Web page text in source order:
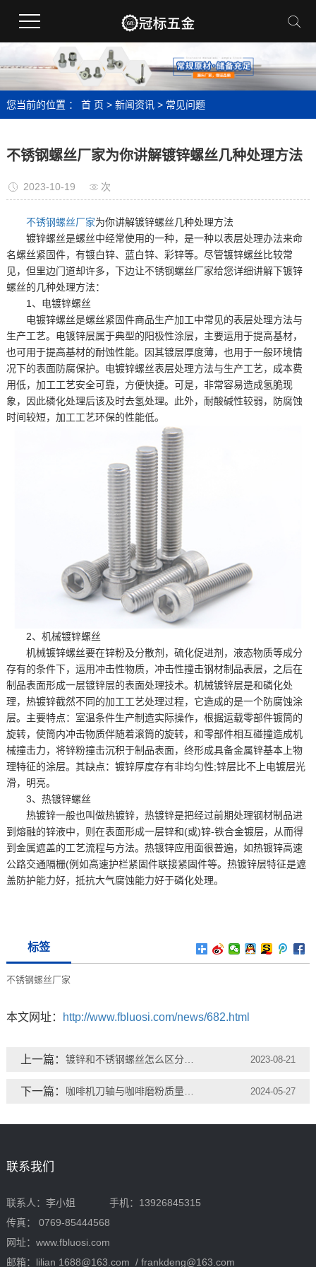
您当前的位置 ： 首 页 > 新闻资讯> 常见问题
不锈钢螺丝厂家为你讲解镀锌螺丝几种处理方法
2023-10-19 次
不锈钢螺丝厂家为你讲解镀锌螺丝几种处理方法
镀锌螺丝是螺丝中经常使用的一种，是一种以表层处理办法来命
名螺丝紧固件，有镀白锌、蓝白锌、彩锌等。尽管镀锌螺丝比较常
见，但里边门道却许多，下边让不锈钢螺丝厂家给您详细讲解下镀锌
螺丝的几种处理方法：
1、电镀锌螺丝
电镀锌螺丝是螺丝紧固件商品生产加工中常见的表层处理方法与
生产工艺。电镀锌层属于典型的阳极性涂层，主要运用于提高基材，
也可用于提高基材的耐蚀性能。因其镀层厚度薄，也用于一般环境情
况下的表面防腐保护。电镀锌螺丝表层处理方法与生产工艺，成本费
用低，加工工艺安全可靠，方便快捷。可是，非常容易造成氢脆现
象，因此磷化处理后该及时去氢处理。此外，耐酸碱性较弱，防腐蚀
时间较短，加工工艺环保的性能低。
2、机械镀锌螺丝
机械镀锌螺丝要在锌粉及分散剂，硫化促进剂，液态物质等成分
存有的条件下，运用冲击性物质，冲击性撞击钢材制品表层，之后在
制品表面形成一层镀锌层的表面处理技术。机械镀锌层是和磷化处
理，热镀锌截然不同的加工工艺处理过程，它造成的是一个防腐蚀涂
层。主要特点：室温条件生产制造实际操作，根据运载零部件镀筒的
旋转，使筒内冲击物质伴随着滚筒的旋转，和零部件相互碰撞造成机
械撞击力，将锌粉撞击沉积于制品表面，终形成具备金属锌基本上物
理特征的涂层。其缺点：镀锌厚度存有非均匀性;锌层比不上电镀层光
滑，明亮。
3、热镀锌螺丝
热镀锌一般也叫做热镀锌，热镀锌是把经过前期处理钢材制品进
到熔融的锌液中，则在表面形成一层锌和(或)锌-铁合金镀层，从而得
到金属遮盖的工艺流程与方法。热镀锌应用面很普遍，如热镀锌高速
公路交通隔栅(例如高速护栏紧固件联接紧固件等。热镀锌层特征是遮
盖防护能力好，抵抗大气腐蚀能力好于磷化处理。
标签
不锈钢螺丝厂家
本文网址： http://www.fbluosi.com/news/682.html
上一篇： 2023-08-21
下一篇： 咖啡机刀轴与咖啡磨粉质量有何关系？ 2024-05-27
联系我们
联系人：李小姐 手机：13926845315
传真： 0769-85444568
网址：www.fbluosi.com
邮箱：lilian 1688@163.com / frankdeng@163.com